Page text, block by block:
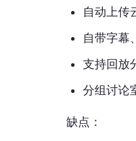
自动上传
自带字幕
支持回放
分组讨论
缺点：